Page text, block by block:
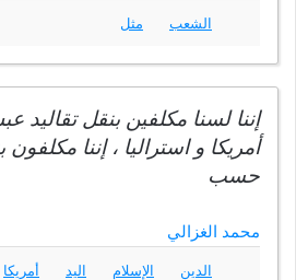
الشعب مثل
إننا لسنا مكلفين بنقل تقاليد
أمريكا و استراليا ، إننا مكلفون
حسب
محمد الغزالي
الدين الإسلام اليد أمريكا